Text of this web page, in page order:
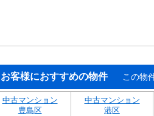
お客様におすすめの物件 この物
中古マンション
豊島区
中古マンション
港区